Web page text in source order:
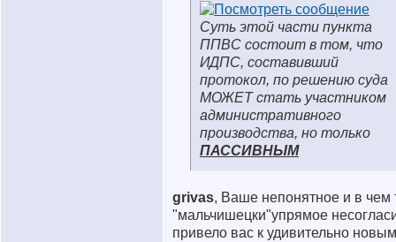
Суть этой части пункта
ППВС состоит в том, что
ИДПС, составивший
протокол, по решению суда
МОЖЕТ стать участником
административного
производства, но только
ПАССИВНЫМ
grivas, Ваше непонятное и в чем
"мальчишецки"упрямое
привело вас к удивительно